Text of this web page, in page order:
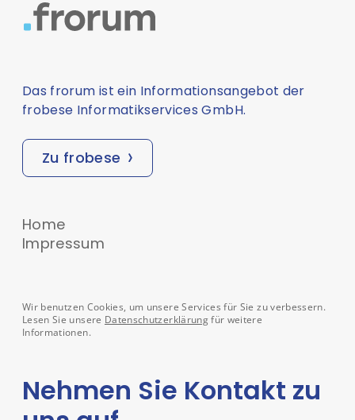
Das frorum ist ein Informationsangebot der
frobese Informatikservices GmbH.
Zu frobese
Home
Impressum
Wir benutzen Cookies, um unsere Services für Sie zu verbessern.
Lesen Sie unsere Datenschutzerklärungfür weitere
Informationen.
Nehmen Sie Kontakt zu